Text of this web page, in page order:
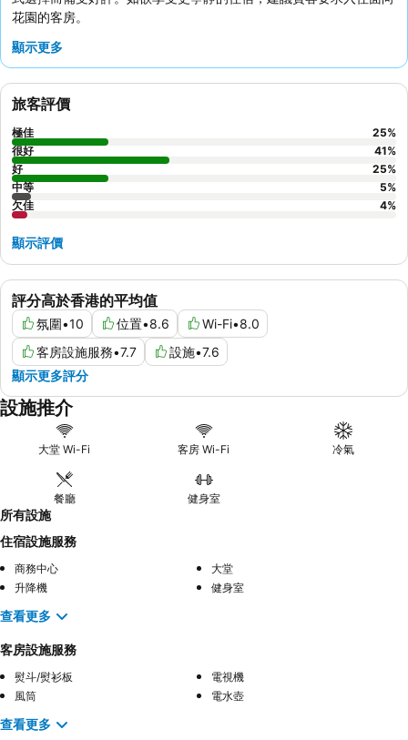
花園的客房。
顯示更多
評分高於香港的平均值
氛圍•10 位置•8.6 Wi-Fi•8.0
客房設施服務•7.7 設施•7.6
顯示更多評分
旅客評價
極佳 25%
很好
41%
好
25%
中等
5%
欠佳
4%
顯示評價
設施推介
大堂 Wi-Fi 客房 Wi-Fi 冷氣
餐廳 健身室
所有設施
住宿設施服務
商務中心
大堂
升降機
健身室
查看更多
客房設施服務
熨斗/熨衫板
電視機
風筒
電水壺
查看更多